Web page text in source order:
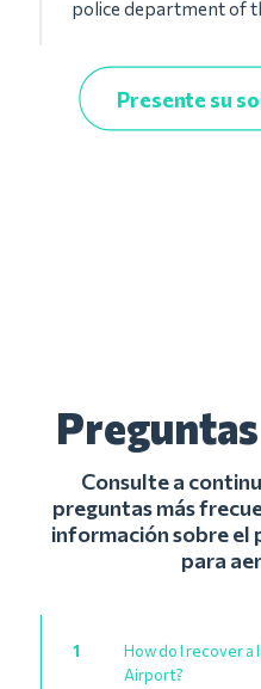
police department of
Presente su
Consulte a
preguntas más
información sobre el
para
1
How do I recover
Airport?